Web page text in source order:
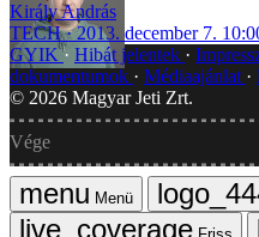
Király András
TECH
2013. december 7.
GYIK Hibát jelentek
dokumentumok
Médiaajánlat
© 2026 Magyar Jeti Zrt.
Vége
Menü